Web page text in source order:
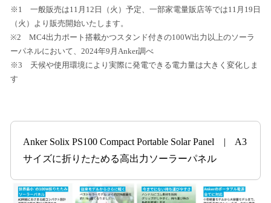
※1 一般販売は11月12日（火）予定、一部家電量販店等では11月19日
（火）より販売開始いたします。
※2 MC4出力ポート搭載かつスタンド付きの100W出力以上のソーラ
ーパネルにおいて、2024年9月Anker調べ
※3 天候や使用環境により実際に発電できる電力量は大きく変化しま
す
Anker Solix PS100 Compact Portable Solar Panel | A3
サイズに折りたためる高出力ソーラーパネル